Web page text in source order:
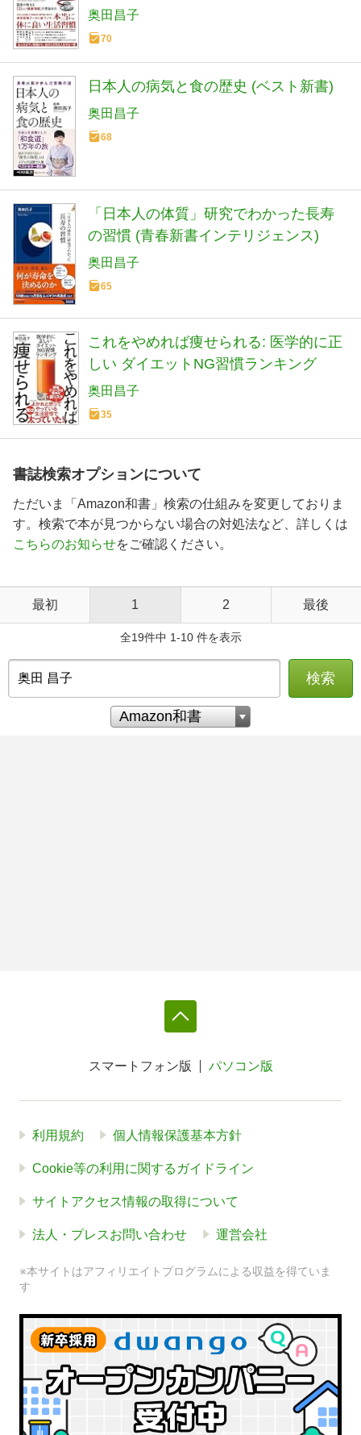
の見抜き方~
奥田昌子
70
日本人の病気と食の歴史 (ベスト新書)
奥田昌子
68
「日本人の体質」研究でわかった長寿
の習慣 (青春新書インテリジェンス)
奥田昌子
65
これをやめれば痩せられる: 医学的に正
しい ダイエットNG習慣ランキング
奥田昌子
35
書誌検索オプションについて
ただいま「Amazon和書」検索の仕組みを変更しておりま
す。検索で本が見つからない場合の対処法など、詳しくは
こちらのお知らせをご確認ください。
最初 1 2 最後
全19件中 1-10 件を表示
検索
スマートフォン版 パソコン版
利用規約 個人情報保護基本方針
Cookie等の利用に関するガイドライン
サイトアクセス情報の取得について
法人・プレスお問い合わせ 運営会社
※本サイトはアフィリエイトプログラムによる収益を得ていま
す